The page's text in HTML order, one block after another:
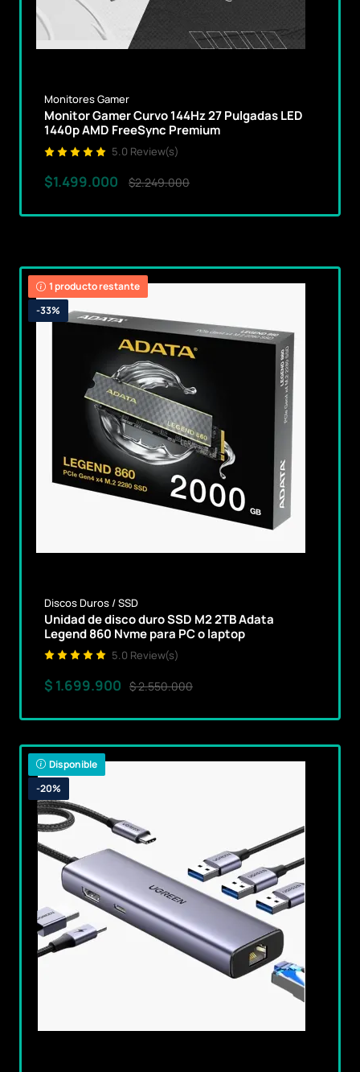
Monitores Gamer
Monitor Gamer Curvo 144Hz 27 Pulgadas LED
1440p AMD FreeSync Premium
5.0 Review(s)
$1.499.000 $2.249.000
1 producto restante
-33%
Discos Duros / SSD
Unidad de disco duro SSD M2 2TB Adata
Legend 860 Nvme para PC o laptop
5.0 Review(s)
$ 1.699.900 $ 2.550.000
Disponible
-20%